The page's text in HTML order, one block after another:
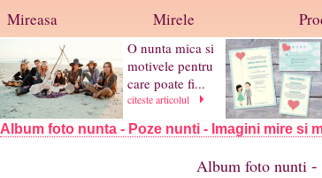
Mireasa Mirele
O nunta mica si
motivele pentru
care poate fi...
citeste articolul
Album foto nunta - Poze nunti - Imagini mire si
Album foto nunti -